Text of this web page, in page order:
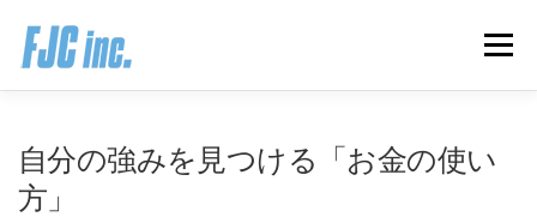
メニュー
自分の強みを見つける「お金の使い
方」